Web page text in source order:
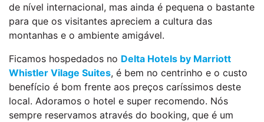
de nível internacional, mas ainda é pequena o bastante
para que os visitantes apreciem a cultura das
montanhas e o ambiente amigável.
Ficamos hospedados no Delta Hotels by Marriott
Whistler Vilage Suites, é bem no centrinho e o custo
benefício é bom frente aos preços caríssimos deste
local. Adoramos o hotel e super recomendo. Nós
sempre reservamos através do booking, que é um